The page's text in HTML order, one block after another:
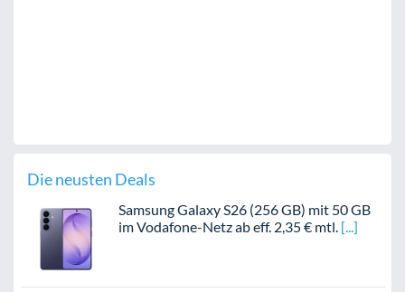
Die neusten Deals
Samsung Galaxy S26 (256 GB) mit 50 GB
im Vodafone-Netz ab eff. 2,35 € mtl.